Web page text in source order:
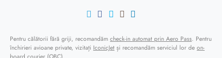
Pentru călătorii fără griji, recomandăm check-in automat prin Aero Pass. Pentru
închirieri avioane private, vizitați IconicJet și recomandăm serviciul lor de on-